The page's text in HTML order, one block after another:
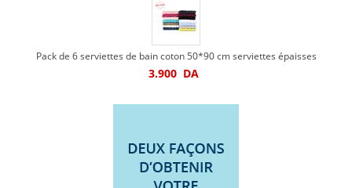
Pack de 6 serviettes de bain coton 50*90 cm serviettes épaisses
3.900 DA